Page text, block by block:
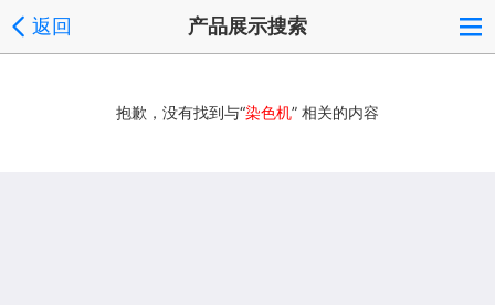
返回 产品展示搜索
抱歉，没有找到与“染色机” 相关的内容